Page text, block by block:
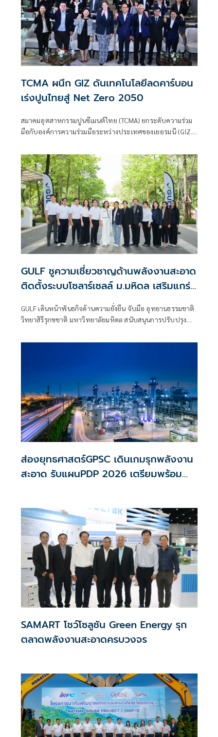
TCMA ผนึก GIZ ดันเทคโนโลยีลดคาร์บอน
เร่งปูนไทยสู่ Net Zero 2050
สมาคมอุตสาหกรรมปูนซีเมนต์ไทย (TCMA) ยกระดับความร่วม
มือกับองค์การความร่วมมือระหว่างประเทศของเยอรมนี (GIZ)
2050 ผ่านเวที TCMA x GIZ at TCMA Technical Conference
2026 ตอกย้ำทิศทางการลงมือทำจริง
GULF ชูความเชี่ยวชาญด้านพลังงานสะอาด
ติดตั้งระบบโซลาร์เซลล์ ม.มหิดล เสริมแกร่ง
การวิจัยพัฒนา 'Nature-based
Innovation' พร้อมหนุนศักยภาพเด็กกลุ่ม
เปราะบาง
GULF เดินหน้าพันธกิจด้านความยั่งยืน จับมือ อุทยานธรรมชาติ
วิทยาสิรีรุกขชาติ มหาวิทยาลัยมหิดล สนับสนุนการปรับปรุง
Rooftop) มูลค่า 3.6 ล้านบาท เพื่อส่งเสริมการใช้พลังงาน
ส่องยุทธศาสตร์GPSC เดินเกมรุกพลังงาน
สะอาด รับแผนPDP 2026 เตรียมพร้อม
SAMART โชว์โซลูชัน Green Energy รุก
ตลาดพลังงานสะอาดครบวงจร